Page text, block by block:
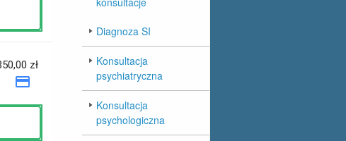
Diagnoza SI
Konsultacja
psychiatryczna
Konsultacja
psychologiczna